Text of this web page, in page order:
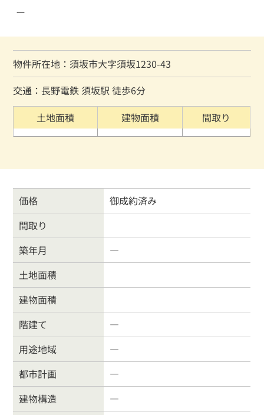
ー
物件所在地：須坂市大字須坂1230-43
交通：長野電鉄 須坂駅 徒歩6分
土地面積
建物面積 間取り
価格
御成約済み
間取り
築年月
―
土地面積
建物面積
階建て
―
用途地域
―
都市計画
―
建物構造
―
マンション 事業物件
サポート業務 行政書士
会社案内